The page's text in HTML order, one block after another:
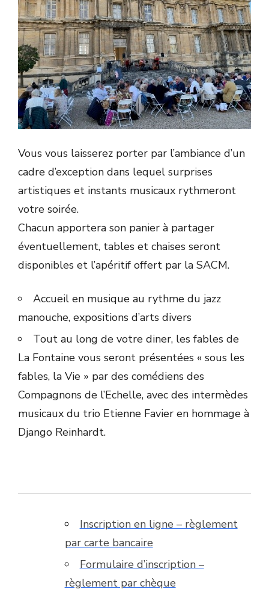
Vous vous laisserez porter par l’ambiance d’un
cadre d’exception dans lequel surprises
artistiques et instants musicaux rythmeront
votre soirée.
Chacun apportera son panier à partager
éventuellement, tables et chaises seront
disponibles et l’apéritif offert par la SACM.
Accueil en musique au rythme du jazz
manouche, expositions d’arts divers
Tout au long de votre diner, les fables de
La Fontaine vous seront présentées « sous les
fables, la Vie » par des comédiens des
Compagnons de l’Echelle, avec des intermèdes
musicaux du trio Etienne Favier en hommage à
Django Reinhardt.
Inscription en ligne – règlement
par carte bancaire
Formulaire d’inscription –
règlement par chèque